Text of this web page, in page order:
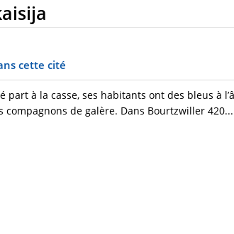
cette cité
part à la casse, ses habitants ont des bleus à
compagnons de galère. Dans Bourtzwiller 420...